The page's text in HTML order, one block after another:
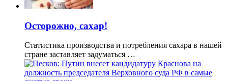
Осторожно, сахар!
Статистика производства и потребления сахара в нашей
стране заставляет задуматься …